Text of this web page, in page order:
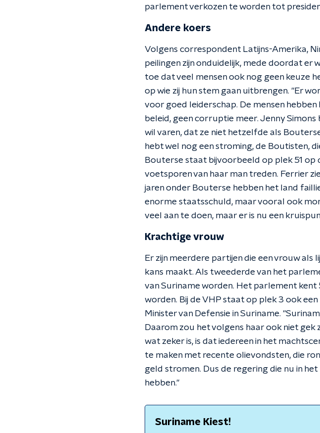
parlement verkozen te worden tot
Andere koers
Volgens correspondent Latijns-Amerika,
peilingen zijn onduidelijk, mede doordat er
toe dat veel mensen ook nog geen keuze
op wie zij hun stem gaan uitbrengen. "Er
voor goed leiderschap. De mensen
beleid, geen corruptie meer. Jenny
wil varen, dat ze niet hetzelfde als
hebt wel nog een stroming, de Boutisten,
Bouterse staat bijvoorbeeld op plek 51 op
voetsporen van haar man treden. Ferrier
jaren onder Bouterse hebben het land
enorme staatsschuld, maar vooral ook
veel aan te doen, maar er is nu een
Krachtige vrouw
Er zijn meerdere partijen die een vrouw als
kans maakt. Als tweederde van het
van Suriname worden. Het parlement kent
worden. Bij de VHP staat op plek 3 ook
Minister van Defensie in Suriname.
Daarom zou het volgens haar ook niet gek
wat zeker is, is dat iedereen in het
te maken met recente olievondsten, die
geld stromen. Dus de regering die nu in
hebben."
Suriname Kiest!